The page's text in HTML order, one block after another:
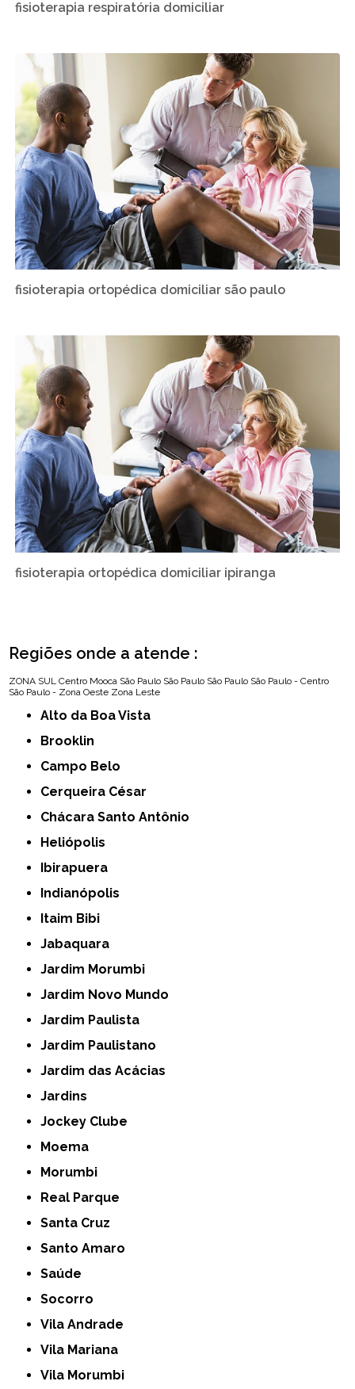
fisioterapia respiratória domiciliar
fisioterapia ortopédica domiciliar são paulo
fisioterapia ortopédica domiciliar ipiranga
Regiões onde a atende :
ZONA SUL Centro Mooca São Paulo São Paulo São Paulo São Paulo - Centro
São Paulo - Zona Oeste Zona Leste
Alto da Boa Vista
Brooklin
Campo Belo
Cerqueira César
Chácara Santo Antônio
Heliópolis
Ibirapuera
Indianópolis
Itaim Bibi
Jabaquara
Jardim Morumbi
Jardim Novo Mundo
Jardim Paulista
Jardim Paulistano
Jardim das Acácias
Jardins
Jockey Clube
Moema
Morumbi
Real Parque
Santa Cruz
Santo Amaro
Saúde
Socorro
Vila Andrade
Vila Mariana
Vila Morumbi